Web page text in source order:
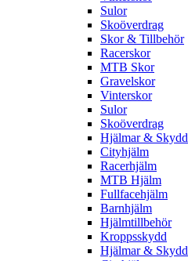
Sulor
Skoöverdrag
Skor & Tillbehör
Racerskor
MTB Skor
Gravelskor
Vinterskor
Sulor
Skoöverdrag
Hjälmar & Skydd
Cityhjälm
Racerhjälm
MTB Hjälm
Fullfacehjälm
Barnhjälm
Hjälmtillbehör
Kroppsskydd
Hjälmar & Skydd